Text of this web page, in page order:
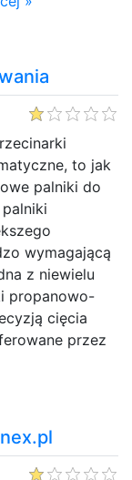
to jak
palniki do
wymagającą
z niewielu
propanowo-
cięcia
przez